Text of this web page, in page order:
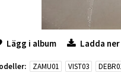
Lägg i album Ladda
ZAMU01 VIST03